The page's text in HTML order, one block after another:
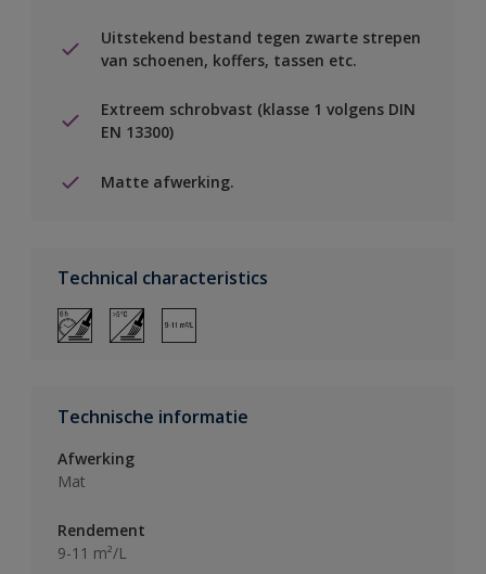
Uitstekend bestand tegen zwarte strepen
van schoenen, koffers, tassen etc.
Extreem schrobvast (klasse 1 volgens DIN
EN 13300)
Matte afwerking.
Technical characteristics
Technische informatie
Afwerking
Mat
Rendement
9-11 m²/L